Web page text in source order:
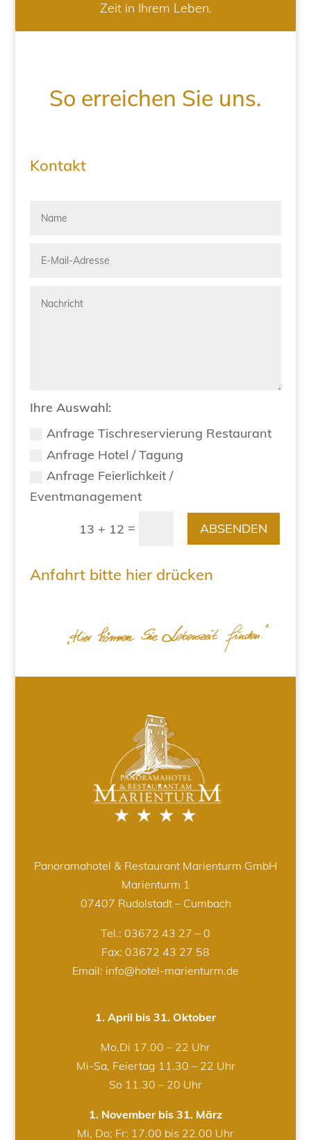
Zeit in Ihrem Leben.
So erreichen Sie uns.
Kontakt
Ihre Auswahl:
Anfrage Tischreservierung Restaurant
Anfrage Hotel / Tagung
Anfrage Feierlichkeit /
Eventmanagement
13 + 12 = ABSENDEN
Anfahrt bitte hier drücken
Panoramahotel & Restaurant Marienturm GmbH
Marienturm 1
07407 Rudolstadt – Cumbach
Tel.: 03672 43 27 – 0
Fax: 03672 43 27 58
Email: info@hotel-marienturm.de
1. April bis 31. Oktober
Mo,Di 17.00 – 22 Uhr
Mi-Sa, Feiertag 11.30 – 22 Uhr
So 11.30 – 20 Uhr
1. November bis 31. März
Mi, Do; Fr: 17.00 bis 22.00 Uhr